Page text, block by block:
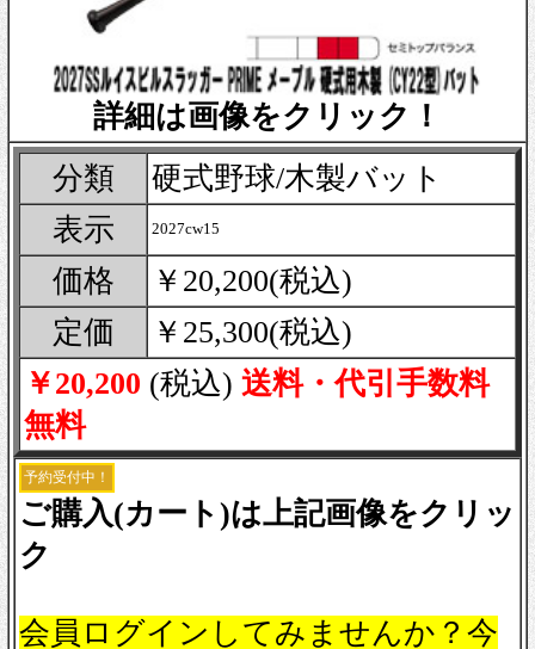
詳細は画像をクリック！
分類
硬式野球/木製バット
表示
2027cw15
価格
￥20,200(税込)
定価
￥25,300(税込)
￥20,200 (税込) 送料・代引手数料
無料
予約受付中！
ご購入(カート)は上記画像をクリッ
ク
会員ログインしてみませんか？今